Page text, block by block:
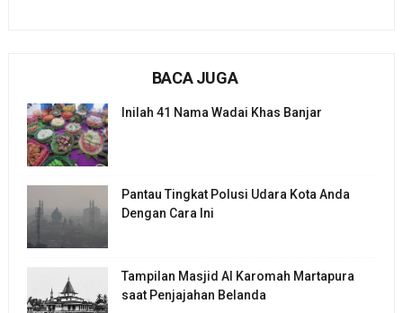
BACA JUGA
Inilah 41 Nama Wadai Khas Banjar
Pantau Tingkat Polusi Udara Kota Anda
Dengan Cara Ini
Tampilan Masjid Al Karomah Martapura
saat Penjajahan Belanda